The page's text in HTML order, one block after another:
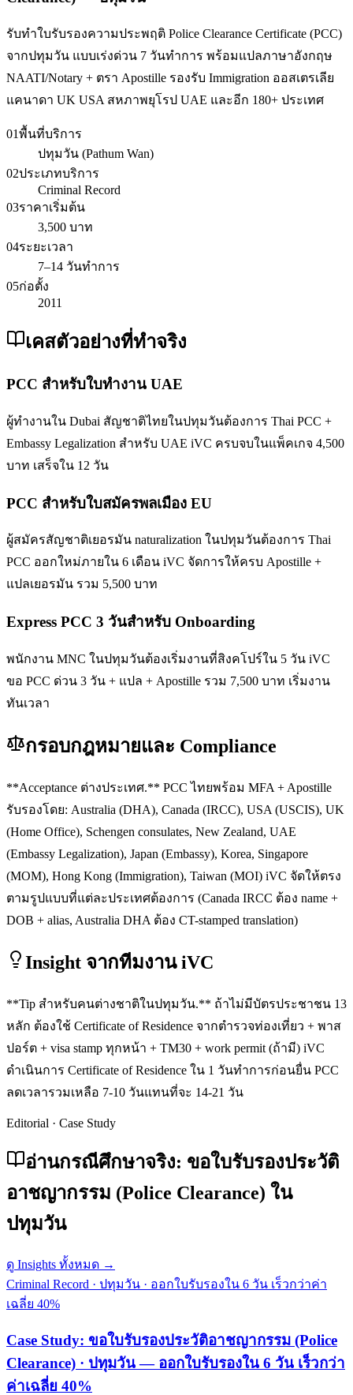
รับทำใบรับรองความประพฤติ Police Clearance Certificate (PCC)
จากปทุมวัน แบบเร่งด่วน 7 วันทำการ พร้อมแปลภาษาอังกฤษ
NAATI/Notary + ตรา Apostille รองรับ Immigration ออสเตรเลีย
แคนาดา UK USA สหภาพยุโรป UAE และอีก 180+ ประเทศ
01พื้นที่บริการ
ปทุมวัน (Pathum Wan)
02ประเภทบริการ
Criminal Record
03ราคาเริ่มต้น
3,500 บาท
04ระยะเวลา
7–14 วันทำการ
05ก่อตั้ง
2011
เคสตัวอย่างที่ทำจริง
PCC สำหรับใบทำงาน UAE
ผู้ทำงานใน Dubai สัญชาติไทยในปทุมวันต้องการ Thai PCC +
Embassy Legalization สำหรับ UAE iVC ครบจบในแพ็คเกจ 4,500
บาท เสร็จใน 12 วัน
PCC สำหรับใบสมัครพลเมือง EU
ผู้สมัครสัญชาติเยอรมัน naturalization ในปทุมวันต้องการ Thai
PCC ออกใหม่ภายใน 6 เดือน iVC จัดการให้ครบ Apostille +
แปลเยอรมัน รวม 5,500 บาท
Express PCC 3 วันสำหรับ Onboarding
พนักงาน MNC ในปทุมวันต้องเริ่มงานที่สิงคโปร์ใน 5 วัน iVC
ขอ PCC ด่วน 3 วัน + แปล + Apostille รวม 7,500 บาท เริ่มงาน
ทันเวลา
กรอบกฎหมายและ Compliance
**Acceptance ต่างประเทศ.** PCC ไทยพร้อม MFA + Apostille
รับรองโดย: Australia (DHA), Canada (IRCC), USA (USCIS), UK
(Home Office), Schengen consulates, New Zealand, UAE
(Embassy Legalization), Japan (Embassy), Korea, Singapore
(MOM), Hong Kong (Immigration), Taiwan (MOI) iVC จัดให้ตรง
ตามรูปแบบที่แต่ละประเทศต้องการ (Canada IRCC ต้อง name +
DOB + alias, Australia DHA ต้อง CT-stamped translation)
Insight จากทีมงาน iVC
**Tip สำหรับคนต่างชาติในปทุมวัน.** ถ้าไม่มีบัตรประชาชน 13
หลัก ต้องใช้ Certificate of Residence จากตำรวจท่องเที่ยว + พาส
ปอร์ต + visa stamp ทุกหน้า + TM30 + work permit (ถ้ามี) iVC
ดำเนินการ Certificate of Residence ใน 1 วันทำการก่อนยื่น PCC
ลดเวลารวมเหลือ 7-10 วันแทนที่จะ 14-21 วัน
Editorial · Case Study
อ่านกรณีศึกษาจริง: ขอใบรับรองประวัติ
อาชญากรรม (Police Clearance) ใน
ปทุมวัน
ดู Insights ทั้งหมด →
Criminal Record · ปทุมวัน · ออกใบรับรองใน 6 วัน เร็วกว่าค่า
เฉลี่ย 40%
Case Study: ขอใบรับรองประวัติอาชญากรรม (Police
Clearance) · ปทุมวัน — ออกใบรับรองใน 6 วัน เร็วกว่า
ค่าเฉลี่ย 40%